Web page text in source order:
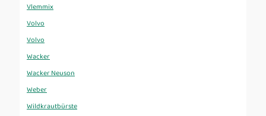
Vlemmix
Volvo
Volvo
Wacker
Wacker Neuson
Weber
Wildkrautbürste